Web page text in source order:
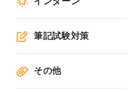
筆記試験対策
その他